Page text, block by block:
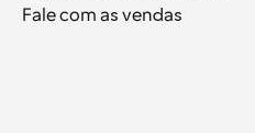
Fale com as vendas